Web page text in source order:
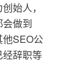
始人，
做到
SEO公
辞职等